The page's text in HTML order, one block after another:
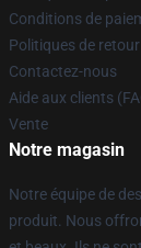
Conditions de
Politiques de
Contactez-nous
Aide aux clients
Vente
Notre magasin
Notre équipe de
produit. Nous